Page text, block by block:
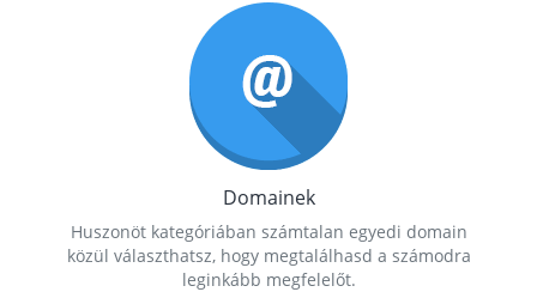
Domainek
Huszonöt kategóriában számtalan egyedi domain
közül választhatsz, hogy megtalálhasd a számodra
leginkább megfelelőt.